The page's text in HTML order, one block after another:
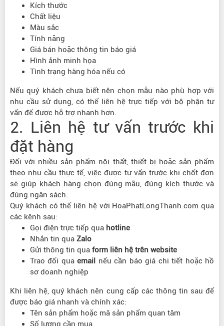
Kích thước
Chất liệu
Màu sắc
Tính năng
Giá bán hoặc thông tin báo giá
Hình ảnh minh họa
Tình trạng hàng hóa nếu có
Nếu quý khách chưa biết nên chọn mẫu nào phù hợp với
nhu cầu sử dụng, có thể liên hệ trực tiếp với bộ phận tư
vấn để được hỗ trợ nhanh hơn.
2. Liên hệ tư vấn trước khi
đặt hàng
Đối với nhiều sản phẩm nội thất, thiết bị hoặc sản phẩm
theo nhu cầu thực tế, việc được tư vấn trước khi chốt đơn
sẽ giúp khách hàng chọn đúng mẫu, đúng kích thước và
đúng ngân sách.
Quý khách có thể liên hệ với HoaPhatLongThanh.com qua
các kênh sau:
Gọi điện trực tiếp qua hotline
Nhắn tin qua Zalo
Gửi thông tin qua form liên hệ trên website
Trao đổi quaemail nếu cần báo giá chi tiết hoặc hồ
sơ doanh nghiệp
Khi liên hệ, quý khách nên cung cấp các thông tin sau để
được báo giá nhanh và chính xác:
Tên sản phẩm hoặc mã sản phẩm quan tâm
Số lượng cần mua